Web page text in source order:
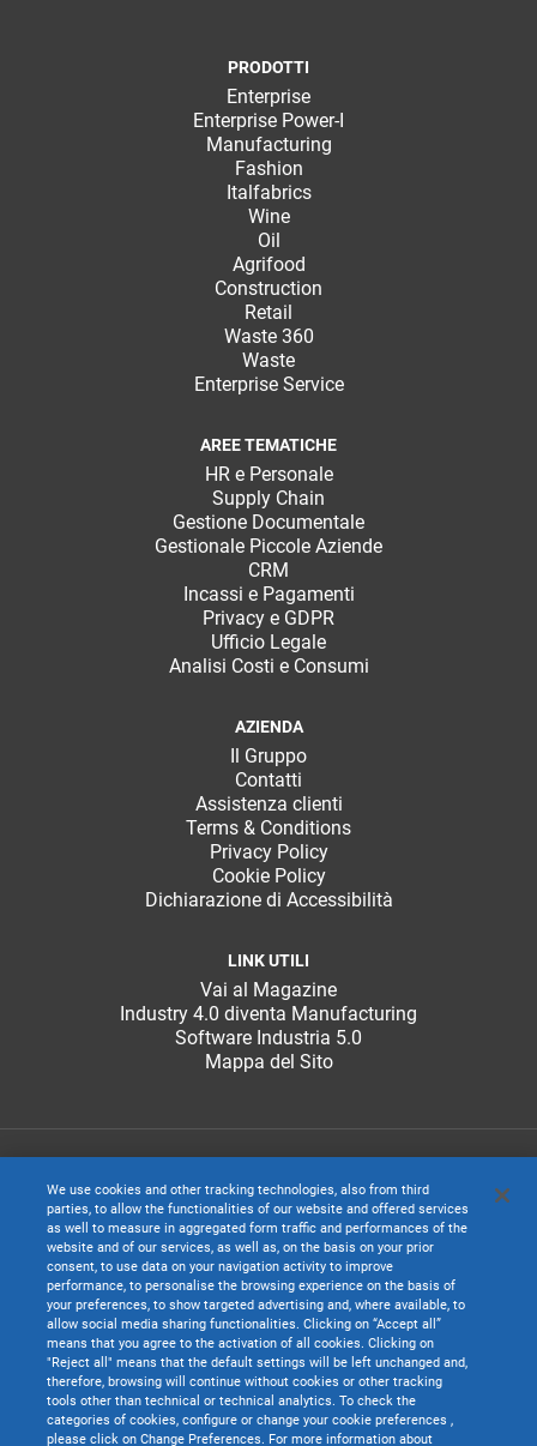
PRODOTTI
Enterprise
Enterprise Power-I
Manufacturing
Fashion
Italfabrics
Wine
Oil
Agrifood
Construction
Retail
Waste 360
Waste
Enterprise Service
AREE TEMATICHE
HR e Personale
Supply Chain
Gestione Documentale
Gestionale Piccole Aziende
CRM
Incassi e Pagamenti
Privacy e GDPR
Ufficio Legale
Analisi Costi e Consumi
AZIENDA
Il Gruppo
Contatti
Assistenza clienti
Terms & Conditions
Privacy Policy
Cookie Policy
Dichiarazione di Accessibilità
LINK UTILI
Vai al Magazine
Industry 4.0 diventa Manufacturing
Software Industria 5.0
Mappa del Sito
TeamSystem S.p.A. società con socio unico soggetta all’attività di direzione e
coordinamento di TeamSystem Holdco S.p.A. - Cap. Soc. € 24.000.000 I.v. -
C.C.I.A.A. delle Marche - P.I. 01035310414
We use cookies and other tracking technologies, also from third
parties, to allow the functionalities of our website and offered services
as well to measure in aggregated form traffic and performances of the
website and of our services, as well as, on the basis on your prior
consent, to use data on your navigation activity to improve
performance, to personalise the browsing experience on the basis of
your preferences, to show targeted advertising and, where available, to
allow social media sharing functionalities. Clicking on “Accept all”
means that you agree to the activation of all cookies. Clicking on
"Reject all" means that the default settings will be left unchanged and,
therefore, browsing will continue without cookies or other tracking
tools other than technical or technical analytics. To check the
categories of cookies, configure or change your cookie preferences ,
please click on Change Preferences. For more information about